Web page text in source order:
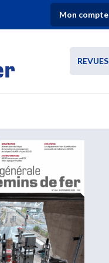
Mon compte
REVUES